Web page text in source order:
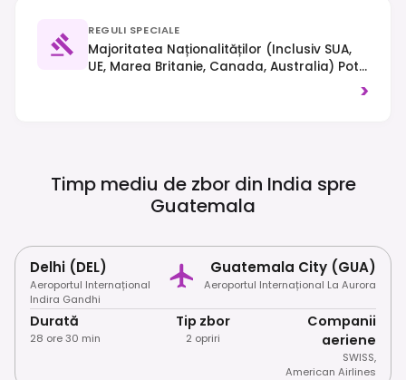
REGULI SPECIALE
Majoritatea Naționalităților (inclusiv SUA,
UE, Marea Britanie, Canada, Australia) Pot
Intra Fără Viză Pentru Până La 90 De Zile Ca>
Timp mediu de zbor din India spre
Guatemala
Delhi (DEL)
Aeroportul Internațional
Indira Gandhi
Guatemala City (GUA)
Aeroportul Internațional La Aurora
Durată
28 ore 30 min
Tip zbor
2 opriri
Companii
aeriene
SWISS,
American Airlines